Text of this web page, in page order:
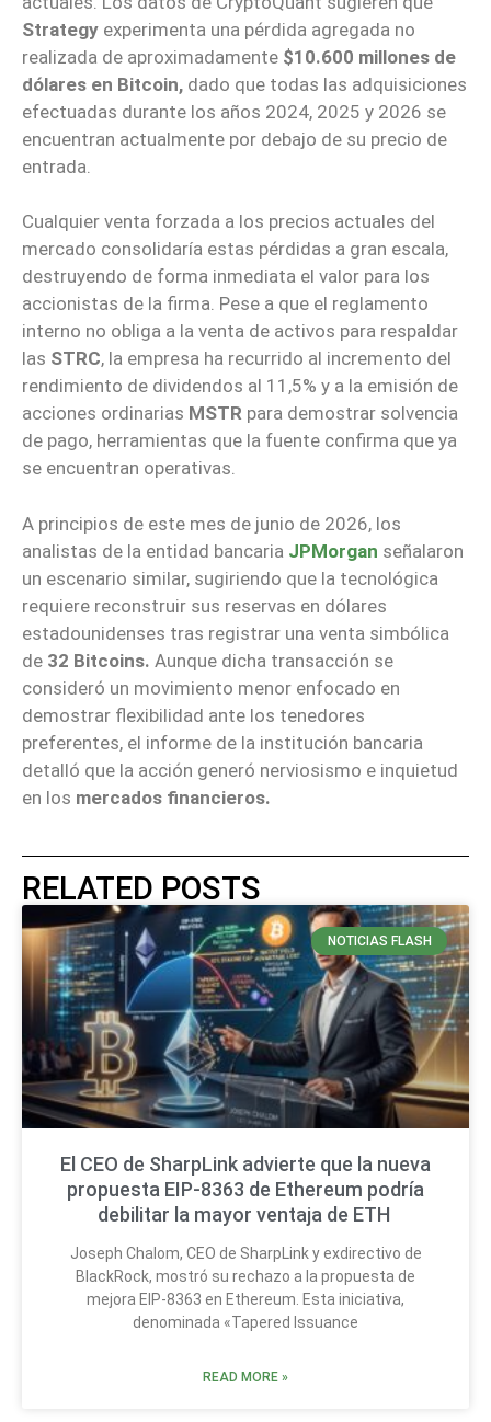
Strategy experimenta una pérdida agregada no
realizada de aproximadamente $10.600 millones de
dólares en Bitcoin, dado que todas las adquisiciones
efectuadas durante los años 2024, 2025 y 2026 se
encuentran actualmente por debajo de su precio de
entrada.
Cualquier venta forzada a los precios actuales del
mercado consolidaría estas pérdidas a gran escala,
destruyendo de forma inmediata el valor para los
accionistas de la firma. Pese a que el reglamento
interno no obliga a la venta de activos para respaldar
las STRC, la empresa ha recurrido al incremento del
rendimiento de dividendos al 11,5% y a la emisión de
acciones ordinarias MSTR para demostrar solvencia
de pago, herramientas que la fuente confirma que ya
se encuentran operativas.
A principios de este mes de junio de 2026, los
analistas de la entidad bancaria JPMorgan señalaron
un escenario similar, sugiriendo que la tecnológica
requiere reconstruir sus reservas en dólares
estadounidenses tras registrar una venta simbólica
de 32 Bitcoins. Aunque dicha transacción se
consideró un movimiento menor enfocado en
demostrar flexibilidad ante los tenedores
preferentes, el informe de la institución bancaria
detalló que la acción generó nerviosismo e inquietud
en los mercados financieros.
RELATED POSTS
NOTICIAS FLASH
El CEO de SharpLink advierte que la nueva
propuesta EIP-8363 de Ethereum podría
debilitar la mayor ventaja de ETH
Joseph Chalom, CEO de SharpLink y exdirectivo de
BlackRock, mostró su rechazo a la propuesta de
mejora EIP-8363 en Ethereum. Esta iniciativa,
denominada «Tapered Issuance
READ MORE »